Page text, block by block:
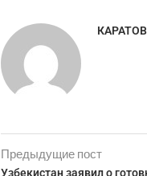
Предыдущие пост
Узбекистан заявил о